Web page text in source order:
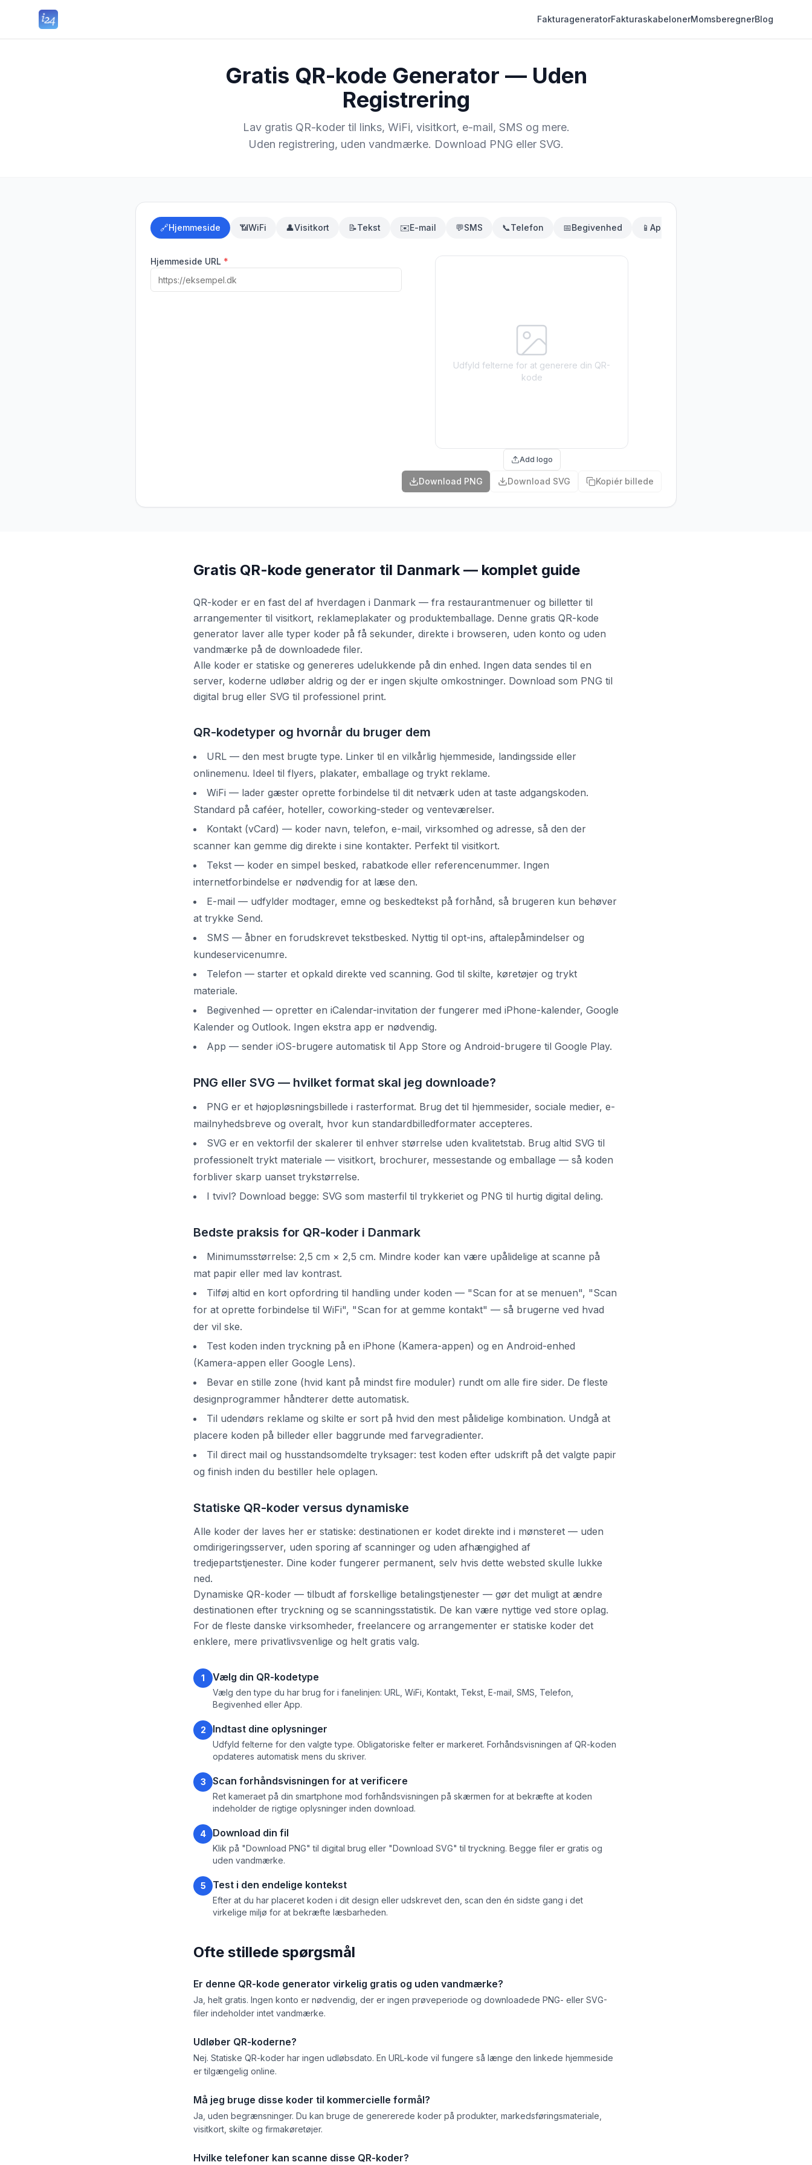
FakturageneratorFakturaskabelonerMomsberegnerBlog
Gratis QR-kode Generator — Uden
Registrering
Lav gratis QR-koder til links, WiFi, visitkort, e-mail, SMS og mere.
Uden registrering, uden vandmærke. Download PNG eller SVG.
🔗Hjemmeside 📶WiFi 👤Visitkort 📝Tekst ✉️E-mail 💬SMS 📞Telefon 📅Begivenhed 📱 App
Hjemmeside URL *
Udfyld felterne for at generere din QR-
kode
Add logo
Download PNG Download SVG Kopiér billede
Gratis QR-kode generator til Danmark — komplet guide
QR-koder er en fast del af hverdagen i Danmark — fra restaurantmenuer og billetter til
arrangementer til visitkort, reklameplakater og produktemballage. Denne gratis QR-kode
generator laver alle typer koder på få sekunder, direkte i browseren, uden konto og uden
vandmærke på de downloadede filer.
Alle koder er statiske og genereres udelukkende på din enhed. Ingen data sendes til en
server, koderne udløber aldrig og der er ingen skjulte omkostninger. Download som PNG til
digital brug eller SVG til professionel print.
QR-kodetyper og hvornår du bruger dem
URL — den mest brugte type. Linker til en vilkårlig hjemmeside, landingsside eller
onlinemenu. Ideel til flyers, plakater, emballage og trykt reklame.
WiFi — lader gæster oprette forbindelse til dit netværk uden at taste adgangskoden.
Standard på caféer, hoteller, coworking-steder og venteværelser.
Kontakt (vCard) — koder navn, telefon, e-mail, virksomhed og adresse, så den der
scanner kan gemme dig direkte i sine kontakter. Perfekt til visitkort.
Tekst — koder en simpel besked, rabatkode eller referencenummer. Ingen
internetforbindelse er nødvendig for at læse den.
E-mail — udfylder modtager, emne og beskedtekst på forhånd, så brugeren kun behøver
at trykke Send.
SMS — åbner en forudskrevet tekstbesked. Nyttig til opt-ins, aftalepåmindelser og
kundeservicenumre.
Telefon — starter et opkald direkte ved scanning. God til skilte, køretøjer og trykt
materiale.
Begivenhed — opretter en iCalendar-invitation der fungerer med iPhone-kalender, Google
Kalender og Outlook. Ingen ekstra app er nødvendig.
App — sender iOS-brugere automatisk til App Store og Android-brugere til Google Play.
PNG eller SVG — hvilket format skal jeg downloade?
PNG er et højopløsningsbillede i rasterformat. Brug det til hjemmesider, sociale medier, e-
mailnyhedsbreve og overalt, hvor kun standardbilledformater accepteres.
SVG er en vektorfil der skalerer til enhver størrelse uden kvalitetstab. Brug altid SVG til
professionelt trykt materiale — visitkort, brochurer, messestande og emballage — så koden
forbliver skarp uanset trykstørrelse.
I tvivl? Download begge: SVG som masterfil til trykkeriet og PNG til hurtig digital deling.
Bedste praksis for QR-koder i Danmark
Minimumsstørrelse: 2,5 cm × 2,5 cm. Mindre koder kan være upålidelige at scanne på
mat papir eller med lav kontrast.
Tilføj altid en kort opfordring til handling under koden — "Scan for at se menuen", "Scan
for at oprette forbindelse til WiFi", "Scan for at gemme kontakt" — så brugerne ved hvad
der vil ske.
Test koden inden tryckning på en iPhone (Kamera-appen) og en Android-enhed
(Kamera-appen eller Google Lens).
Bevar en stille zone (hvid kant på mindst fire moduler) rundt om alle fire sider. De fleste
designprogrammer håndterer dette automatisk.
Til udendørs reklame og skilte er sort på hvid den mest pålidelige kombination. Undgå at
placere koden på billeder eller baggrunde med farvegradienter.
Til direct mail og husstandsomdelte tryksager: test koden efter udskrift på det valgte papir
og finish inden du bestiller hele oplagen.
Statiske QR-koder versus dynamiske
Alle koder der laves her er statiske: destinationen er kodet direkte ind i mønsteret — uden
omdirigeringsserver, uden sporing af scanninger og uden afhængighed af
tredjepartstjenester. Dine koder fungerer permanent, selv hvis dette websted skulle lukke
ned.
Dynamiske QR-koder — tilbudt af forskellige betalingstjenester — gør det muligt at ændre
destinationen efter tryckning og se scanningsstatistik. De kan være nyttige ved store oplag.
For de fleste danske virksomheder, freelancere og arrangementer er statiske koder det
enklere, mere privatlivsvenlige og helt gratis valg.
1 Vælg din QR-kodetype
Vælg den type du har brug for i fanelinjen: URL, WiFi, Kontakt, Tekst, E-mail, SMS, Telefon,
Begivenhed eller App.
2 Indtast dine oplysninger
Udfyld felterne for den valgte type. Obligatoriske felter er markeret. Forhåndsvisningen af QR-koden
opdateres automatisk mens du skriver.
3 Scan forhåndsvisningen for at verificere
Ret kameraet på din smartphone mod forhåndsvisningen på skærmen for at bekræfte at koden
indeholder de rigtige oplysninger inden download.
4 Download din fil
Klik på "Download PNG" til digital brug eller "Download SVG" til tryckning. Begge filer er gratis og
uden vandmærke.
5 Test i den endelige kontekst
Efter at du har placeret koden i dit design eller udskrevet den, scan den én sidste gang i det
virkelige miljø for at bekræfte læsbarheden.
Ofte stillede spørgsmål
Er denne QR-kode generator virkelig gratis og uden vandmærke?
Ja, helt gratis. Ingen konto er nødvendig, der er ingen prøveperiode og downloadede PNG- eller SVG-
filer indeholder intet vandmærke.
Udløber QR-koderne?
Nej. Statiske QR-koder har ingen udløbsdato. En URL-kode vil fungere så længe den linkede hjemmeside
er tilgængelig online.
Må jeg bruge disse koder til kommercielle formål?
Ja, uden begrænsninger. Du kan bruge de genererede koder på produkter, markedsføringsmateriale,
visitkort, skilte og firmakøretøjer.
Hvilke telefoner kan scanne disse QR-koder?